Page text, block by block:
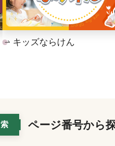
キッズならけん
ページ番号から